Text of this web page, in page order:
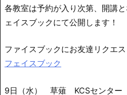
各教室は予約が入り次第、開講
ェイスブックにて公開します！
ファイスブックにお友達リクエ
フェイスブック
9日（水） 草薙 KCSセンター